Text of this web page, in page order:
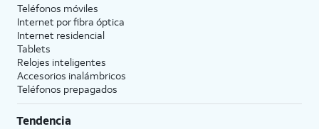
Teléfonos móviles
Internet por fibra óptica
Internet residencial
Tablets
Relojes inteligentes
Accesorios inalámbricos
Teléfonos prepagados
Tendencia